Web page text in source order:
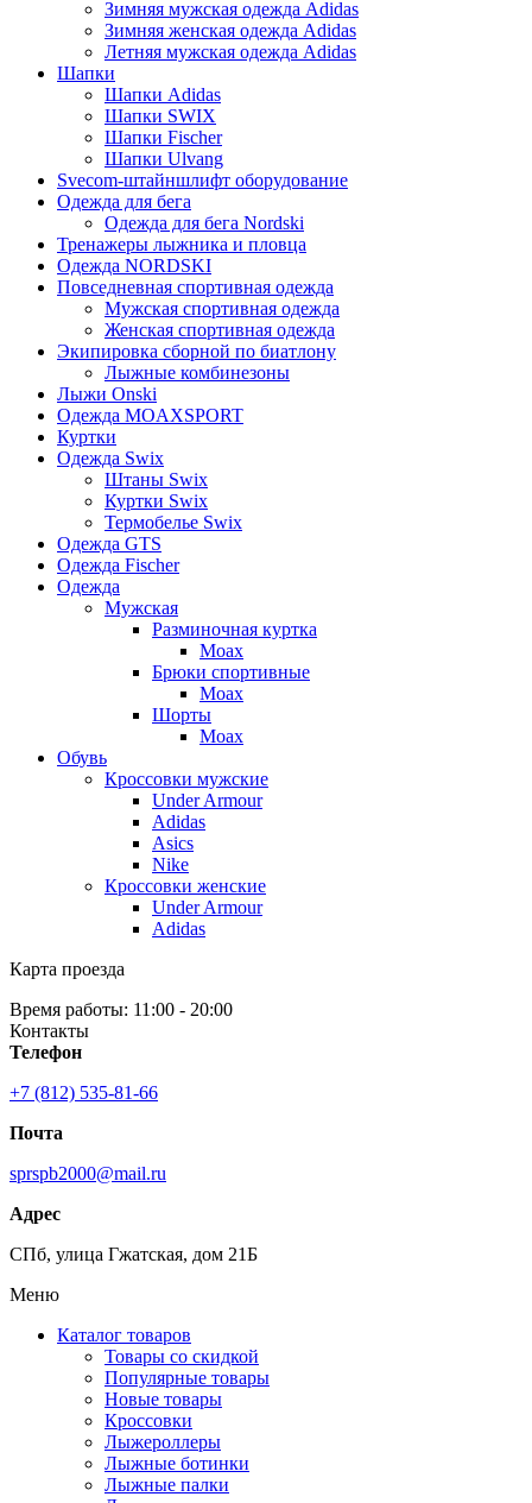
Зимняя мужская одежда Adidas
Зимняя женская одежда Adidas
Летняя мужская одежда Adidas
Шапки
Шапки Adidas
Шапки SWIX
Шапки Fischer
Шапки Ulvang
Svecom-штайншлифт оборудование
Одежда для бега
Одежда для бега Nordski
Тренажеры лыжника и пловца
Одежда NORDSKI
Повседневная спортивная одежда
Мужская спортивная одежда
Женская спортивная одежда
Экипировка сборной по биатлону
Лыжные комбинезоны
Лыжи Onski
Одежда MOAXSPORT
Куртки
Одежда Swix
Штаны Swix
Куртки Swix
Термобелье Swix
Одежда GTS
Одежда Fischer
Одежда
Мужская
Разминочная куртка
Moax
Брюки спортивные
Moax
Шорты
Moax
Обувь
Кроссовки мужские
Under Armour
Adidas
Asics
Nike
Кроссовки женские
Under Armour
Adidas
Карта проезда
Время работы: 11:00 - 20:00
Контакты
Телефон
+7 (812) 535-81-66
Почта
sprspb2000@mail.ru
Адрес
СПб, улица Гжатская, дом 21Б
Меню
Каталог товаров
Товары со скидкой
Популярные товары
Новые товары
Кроссовки
Лыжероллеры
Лыжные ботинки
Лыжные палки